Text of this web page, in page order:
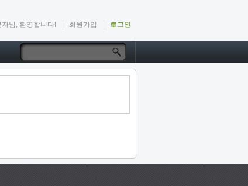
자님, 환영합니다! 회원가입 로그인